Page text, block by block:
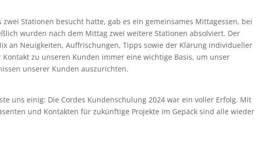
Stationen besucht hatte, gab es ein gemeinsames Mittagessen, bei
wurden nach dem Mittag zwei weitere Stationen absolviert. Der
an Neuigkeiten, Auffrischungen, Tipps sowie der Klärung individueller
zu unseren Kunden immer eine wichtige Basis, um unser
unserer Kunden auszurichten.
uns einig: Die Cordes Kundenschulung 2024 war ein voller Erfolg. Mit
und Kontakten für zukünftige Projekte im Gepäck sind alle wieder